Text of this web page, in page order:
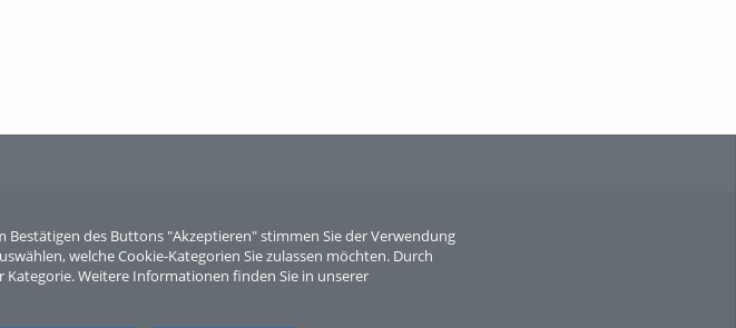
des Buttons "Akzeptieren" stimmen Sie der Verwendung
welche Cookie-Kategorien Sie zulassen möchten. Durch
Kategorie. Weitere Informationen finden Sie in unserer